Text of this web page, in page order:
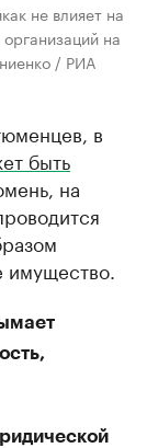
не влияет на
на
/ РИА
в
быть
на
имущество.